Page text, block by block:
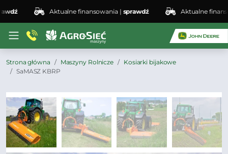
Aktualne finansowania |sprawdź Aktualne
Strona główna Maszyny Rolnicze
Kosiarki bijakowe
SaMASZ KBRP